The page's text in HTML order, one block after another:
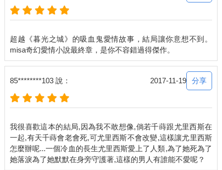
「長生也有記性不好的時候啊。」我笑了。
由於小池遲遲想不起在哪看過類似平面圖的東西，於是我們像無
頭蒼蠅一樣在屋內四處亂找，結果還是什麼發現都沒有，最大的
收穫就是翻出了幾張被奧里林藏起來的幼時照片。
照片中的他穿著小小的西裝，筆直站在這個家的大門前，一樣是
銀白色的頭髮，湛藍的雙眼美得令人屏息。
會見到的小孩一樣，天真無邪。
其中還有幾張是他與奧丁的合照，兩個人年紀相仿，拍攝的地點
無論是在樹林間、草原上或是房間內，他們嬉戲的模樣都是那麼
超越《暮光之城》的吸血鬼愛情故事，結局讓你意想不到。
85********103 說： 2017-11-19 分享
我很喜歡這本的結局,因為我不敢想像,倘若千蒔跟尤里西斯在
一起,有天千蒔會老會死,可尤里西斯不會改變,這樣讓尤里西斯
怎麼辦呢...一個冷血的長生尤里西斯愛上了人類,為了她死為了